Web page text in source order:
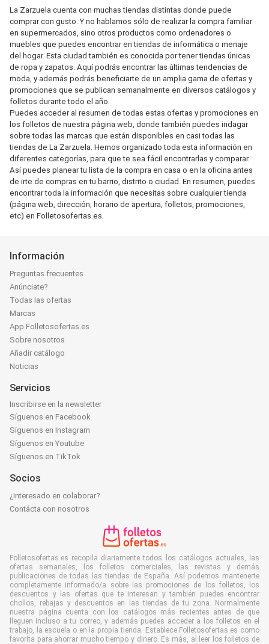
La Zarzuela cuenta con muchas tiendas distintas donde puede
comprar con gusto. Y no hablamos sólo de realizar la compra familiar
en supermercados, sino otros productos como ordenadores o
muebles que puedes encontrar en tiendas de informática o menaje
del hogar. Esta ciudad también es conocida por tener tiendas únicas
de ropa y zapatos. Aquí podrás encontrar las últimas tendencias de
moda, y además podrás beneficiarte de un amplia gama de ofertas y
promociones que se publican semanalmente en diversos catálogos y
folletos durante todo el año.
Puedes acceder al resumen de todas estas ofertas y promociones en
los folletos de nuestra página web, donde también puedes indagar
sobre todas las marcas que están disponibles en casi todas las
tiendas de La Zarzuela. Hemos organizado toda esta información en
diferentes categorías, para que te sea fácil encontrarlas y comparar.
Así puedes planear tu lista de la compra en casa o en la oficina antes
de irte de compras en tu barrio, distrito o ciudad. En resumen, puedes
encontrar toda la información que necesitas sobre cualquier tienda
(página web, dirección, horario de apertura, folletos, promociones,
etc) en Folletosofertas.es.
Información
Preguntas frecuentes
Anúnciate?
Todas las ofertas
Marcas
App Folletosofertas.es
Sobre nosotros
Añadir catálogo
Noticias
Servicios
Inscribirse en la newsletter
Síguenos en Facebook
Síguenos en Instagram
Síguenos en Youtube
Síguenos en TikTok
Socios
¿Interesado en colaborar?
Contácta con nosotros
Folletosofertas.es recopila diariamente todos los catálogos actuales, las
ofertas semanales, los folletos comerciales, las revistas y demás
publicaciones de todas las tiendas de España. Así podemos mantenerte
completamente informado/a sobre las promociones de los folletos, los
descuentos y las ofertas que te interesan y también puedes encontrar
chollos, rebajas y descuentos en las tiendas de tu zona. Normalmente
nuestra página cuenta con los catálogos más recientes antes de que
lleguen incluso a tu correo, y además puedes acceder a los folletos en el
trabajo, la escuela o en la propia tienda. Establece Folletosofertas.es como
favorita para ahorrar mucho tiempo y dinero. Es más, al leer los folletos de